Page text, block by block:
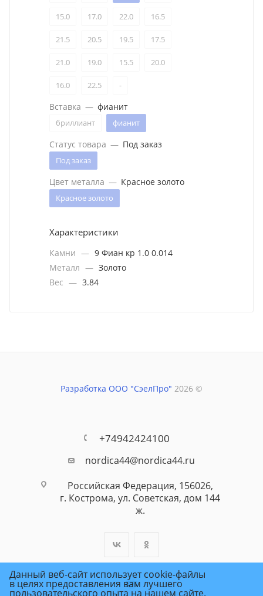
15.0 17.0 22.0 16.5
21.5 20.5 19.5 17.5
21.0 19.0 15.5 20.0
16.0 22.5 -
Вставка — фианит
бриллиант фианит
Статус товара — Под заказ
Под заказ
Цвет металла — Красное золото
Красное золото
Характеристики
Камни — 9 Фиан кр 1.0 0.014
Металл — Золото
Вес — 3.84
Разработка ООО "СэелПро" 2026 ©
+74942424100
nordica44@nordica44.ru
Российская Федерация, 156026,
г. Кострома, ул. Советская, дом 144
ж.
Данный веб-сайт использует cookie-файлы
в целях предоставления вам лучшего
пользовательского опыта на нашем сайте.